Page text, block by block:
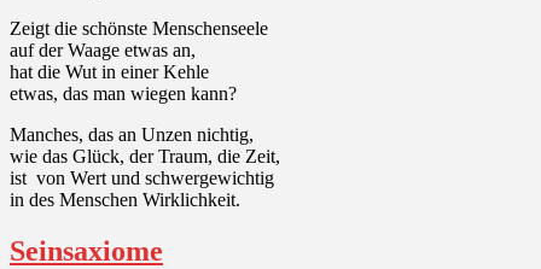
Zeigt die schönste Menschenseele
auf der Waage etwas an,
hat die Wut in einer Kehle
etwas, das man wiegen kann?
Manches, das an Unzen nichtig,
wie das Glück, der Traum, die Zeit,
ist von Wert und schwergewichtig
in des Menschen Wirklichkeit.
Seinsaxiome